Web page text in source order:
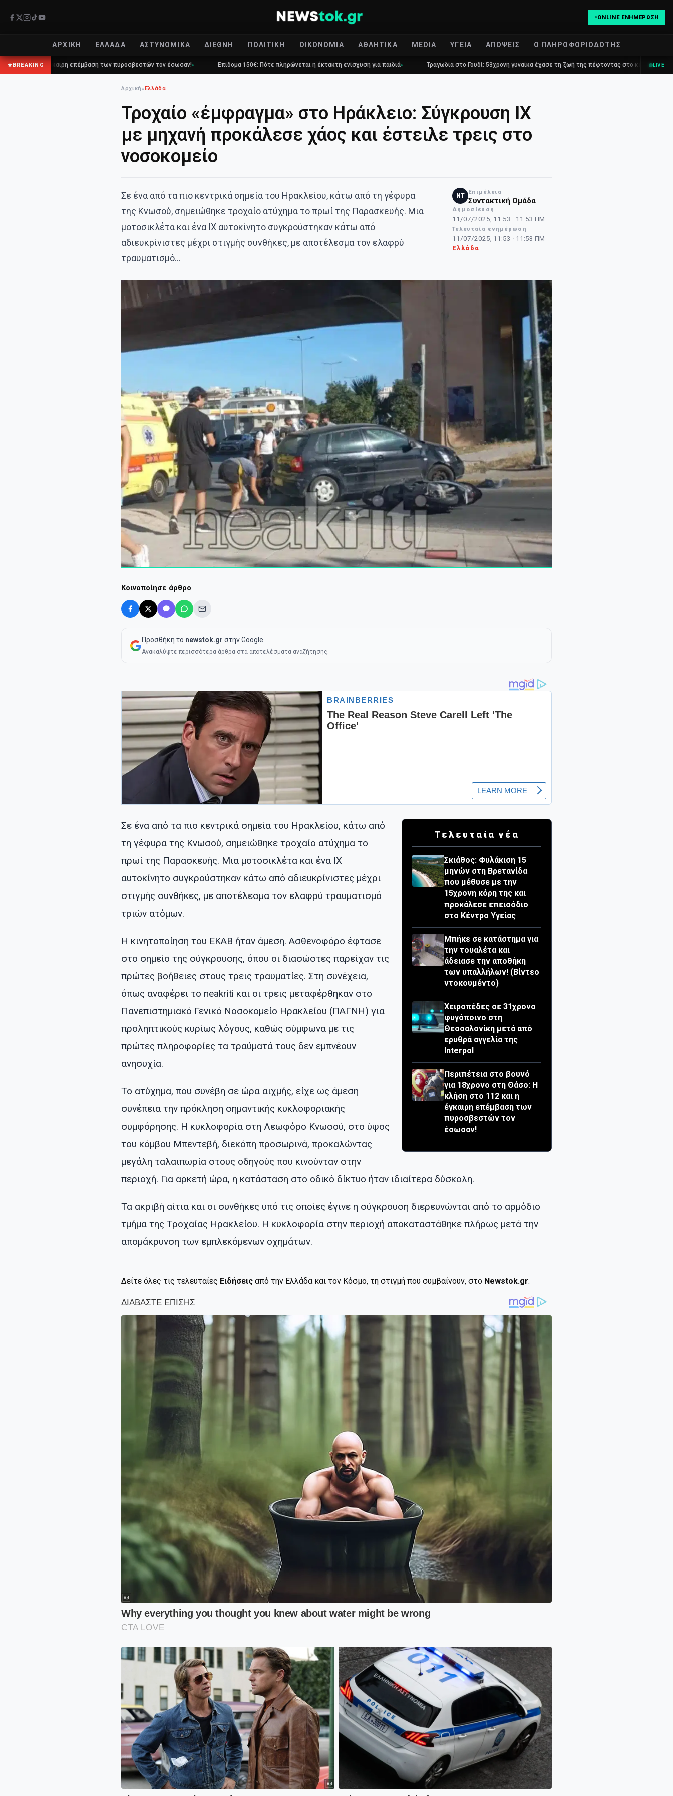
ONLINE ΕΝΗΜΈΡΩΣΗ
ΑΡΧΙΚΉ ΕΛΛΆΔΑ ΑΣΤΥΝΟΜΙΚΆ ΔΙΕΘΝΉ ΠΟΛΙΤΙΚΉ ΟΙΚΟΝΟΜΊΑ ΑΘΛΗΤΙΚΆ MEDIA ΥΓΕΊΑ ΑΠΌΨΕΙΣ Ο ΠΛΗΡΟΦΟΡΙΟΔΌΤΗΣ
BREAKING
η έγκαιρη επέμβαση των πυροσβεστών τον έσωσαν! Επίδομα 150€: Πότε πληρώνεται η έκτακτη ενίσχυση για παιδιά Τραγωδία στο Γουδί: 53χρονη γυναίκα έχασε τη ζωή της πέφτοντας στο κενό από τον πέμπτοLIVE
Αρχική »Ελλάδα
Τροχαίο «έμφραγμα» στο Ηράκλειο: Σύγκρουση ΙΧ
με μηχανή προκάλεσε χάος και έστειλε τρεις στο
νοσοκομείο
Σε ένα από τα πιο κεντρικά σημεία του Ηρακλείου, κάτω από τη γέφυρα
της Κνωσού, σημειώθηκε τροχαίο ατύχημα το πρωί της Παρασκευής. Μια
μοτοσικλέτα και ένα ΙΧ αυτοκίνητο συγκρούστηκαν κάτω από
αδιευκρίνιστες μέχρι στιγμής συνθήκες, με αποτέλεσμα τον ελαφρύ
τραυματισμό…
NT Επιμέλεια
Συντακτική Ομάδα
Δημοσίευση
11/07/2025, 11:53 · 11:53 ΠΜ
Τελευταία ενημέρωση
11/07/2025, 11:53 · 11:53 ΠΜ
Ελλάδα
Κοινοποίησε άρθρο
Προσθήκη το newstok.gr στην Google
Ανακαλύψτε περισσότερα άρθρα στα αποτελέσματα αναζήτησης.
Τελευταία νέα
Σκιάθος: Φυλάκιση 15
μηνών στη Βρετανίδα
που μέθυσε με την
15χρονη κόρη της και
προκάλεσε επεισόδιο
στο Κέντρο Υγείας
Μπήκε σε κατάστημα για
την τουαλέτα και
άδειασε την αποθήκη
των υπαλλήλων! (Βίντεο
ντοκουμέντο)
Χειροπέδες σε 31χρονο
φυγόποινο στη
Θεσσαλονίκη μετά από
ερυθρά αγγελία της
Interpol
Περιπέτεια στο βουνό
για 18χρονο στη Θάσο: Η
κλήση στο 112 και η
έγκαιρη επέμβαση των
πυροσβεστών τον
έσωσαν!
Σε ένα από τα πιο κεντρικά σημεία του Ηρακλείου, κάτω από
τη γέφυρα της Κνωσού, σημειώθηκε τροχαίο ατύχημα το
πρωί της Παρασκευής. Μια μοτοσικλέτα και ένα ΙΧ
αυτοκίνητο συγκρούστηκαν κάτω από αδιευκρίνιστες μέχρι
στιγμής συνθήκες, με αποτέλεσμα τον ελαφρύ τραυματισμό
τριών ατόμων.
Η κινητοποίηση του ΕΚΑΒ ήταν άμεση. Ασθενοφόρο έφτασε
στο σημείο της σύγκρουσης, όπου οι διασώστες παρείχαν τις
πρώτες βοήθειες στους τρεις τραυματίες. Στη συνέχεια,
όπως αναφέρει το neakriti και οι τρεις μεταφέρθηκαν στο
Πανεπιστημιακό Γενικό Νοσοκομείο Ηρακλείου (ΠΑΓΝΗ) για
προληπτικούς κυρίως λόγους, καθώς σύμφωνα με τις
πρώτες πληροφορίες τα τραύματά τους δεν εμπνέουν
ανησυχία.
Το ατύχημα, που συνέβη σε ώρα αιχμής, είχε ως άμεση
συνέπεια την πρόκληση σημαντικής κυκλοφοριακής
συμφόρησης. Η κυκλοφορία στη Λεωφόρο Κνωσού, στο ύψος
του κόμβου Μπεντεβή, διεκόπη προσωρινά, προκαλώντας
μεγάλη ταλαιπωρία στους οδηγούς που κινούνταν στην
περιοχή. Για αρκετή ώρα, η κατάσταση στο οδικό δίκτυο ήταν ιδιαίτερα δύσκολη.
Τα ακριβή αίτια και οι συνθήκες υπό τις οποίες έγινε η σύγκρουση διερευνώνται από το αρμόδιο
τμήμα της Τροχαίας Ηρακλείου. Η κυκλοφορία στην περιοχή αποκαταστάθηκε πλήρως μετά την
απομάκρυνση των εμπλεκόμενων οχημάτων.
Δείτε όλες τις τελευταίες Ειδήσεις από την Ελλάδα και τον Κόσμο, τη στιγμή που συμβαίνουν, στο Newstok.gr.